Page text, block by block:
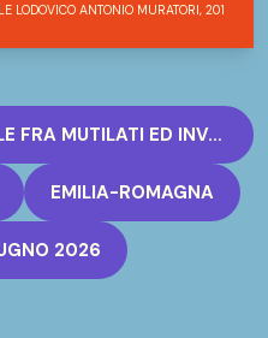
LODOVICO ANTONIO MURATORI, 201
ASSOCIAZIONE NAZIONALE FRA MUTILATI ED INVALIDI DI GUERRA ANMIG MODENA
EMILIA-ROMAGNA
2026